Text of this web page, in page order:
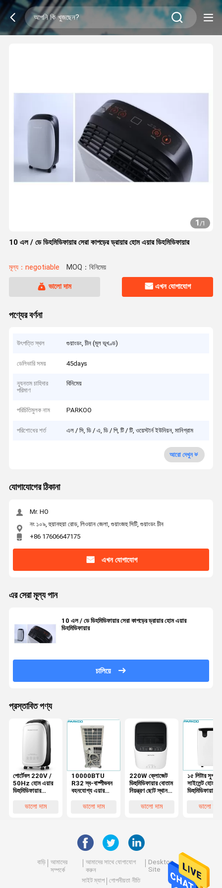
1/1
10 এল / ডে ডিহমিডিফায়ার সেরা কাপড়ের ড্রায়ার হোম এয়ার ডিহমিডিফায়ার
মূল্য：negotiable MOQ：বিনিমেয়
ভালো দাম এখন যোগাযোগ
পণ্যের বর্ণনা
উৎপত্তি স্থল গুয়াংডং, চীন (মূল ভূখণ্ড)
ডেলিভারি সময় 45days
ন্যূনতম চাহিদার
পরিমাণ
বিনিমেয়
পরিচিতিমুলক নাম PARKOO
পরিশোধের শর্ত এল / সি, ডি / এ, ডি / পি, টি / টি, ওয়েস্টার্ন ইউনিয়ন, মানিগ্রাম
আরো দেখুন
যোগাযোগের ঠিকানা
Mr. HO
নং ১০৯, হুয়ানহুয়া রোড, লিওয়ান জেলা, গুয়াংজহু সিটি, গুয়াংডং চীন
+86 17606647175
এখন যোগাযোগ
এর সেরা মূল্য পান
10 এল / ডে ডিহমিডিফায়ার সেরা কাপড়ের ড্রায়ার হোম এয়ার
ডিহমিডিফায়ার
চালিয়ে
প্রস্তাবিত পণ্য
পোর্টেবল 220V /
50Hz হোম এয়ার
ডিহুমিডিফায়ার
ফ্লো সহভালো দাম
10000BTU
R32 স্ব-বাষ্পীভবন
বহনযোগ্য এয়ার
ডিসপ্লে শিশু লক
ভালো দাম
220W ক্লোজেট
ডিহুমিডিফায়ার বোতাম
নিয়ন্ত্রণ ছোট স্থান
অবিচ্ছিন্ন নিষ্কাশন
ভালো দাম
১৫ লিটার সুপার
সাইলেন্ট হোম
ডিহুমিডিফায়ার
রেফ্রিজারেন্ট
ভালো দাম
বাড়ি
আমাদের
সম্পর্কে
আমাদের সাথে যোগাযোগ
করুন
Desktop
Site
সাইট ম্যাপ
গোপনীয়তা নীতি